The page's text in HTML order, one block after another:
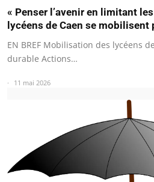
« Penser l’avenir en limitant
lycéens de Caen se
EN BREF Mobilisation des lycéens
durable Actions…
11 mai 2026